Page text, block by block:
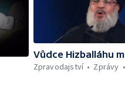
Vůdce Hizballáhu
Zpravodajství
Zprávy